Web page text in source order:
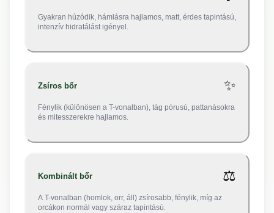
Gyakran húzódik, hámlásra hajlamos, matt, érdes tapintású,
intenzív hidratálást igényel.
Zsíros bőr ✨
Fénylik (különösen a T-vonalban), tág pórusú, pattanásokra
és mitesszerekre hajlamos.
Kombinált bőr ⚖️
A T-vonalban (homlok, orr, áll) zsírosabb, fénylik, míg az
orcákon normál vagy száraz tapintású.